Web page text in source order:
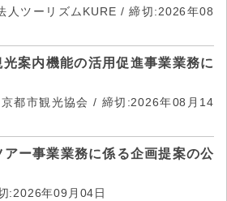
人ツーリズムKURE / 締切:2026年08
案内機能の活用促進事業業務に
都市観光協会 / 締切:2026年08月14
アー事業業務に係る企画提案の公
:2026年09月04日